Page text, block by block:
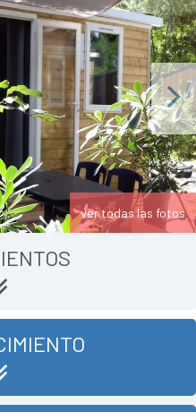
Next
ver todas las fotos